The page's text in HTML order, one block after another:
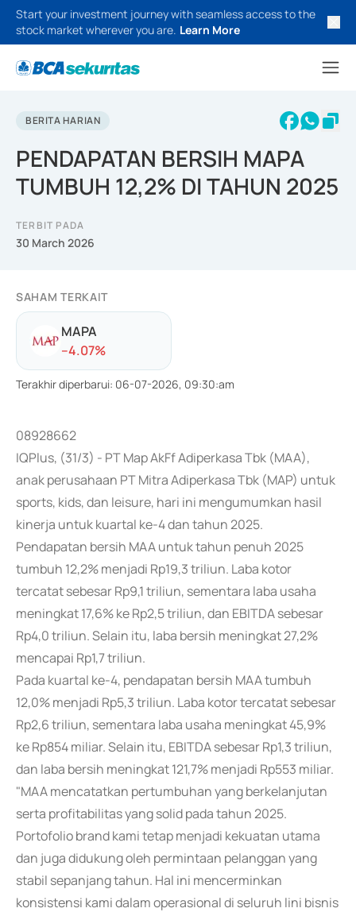
Start your investment journey with seamless access to the
stock market wherever you are. Learn More
BERITA HARIAN
PENDAPATAN BERSIH MAPA
TUMBUH 12,2% DI TAHUN 2025
TERBIT PADA
30 March 2026
SAHAM TERKAIT
MAPA
--4.07%
Terakhir diperbarui: 06-07-2026, 09:30:am
08928662
IQPlus, (31/3) - PT Map AkFf Adiperkasa Tbk (MAA),
anak perusahaan PT Mitra Adiperkasa Tbk (MAP) untuk
sports, kids, dan leisure, hari ini mengumumkan hasil
kinerja untuk kuartal ke-4 dan tahun 2025.
Pendapatan bersih MAA untuk tahun penuh 2025
tumbuh 12,2% menjadi Rp19,3 triliun. Laba kotor
tercatat sebesar Rp9,1 triliun, sementara laba usaha
meningkat 17,6% ke Rp2,5 triliun, dan EBITDA sebesar
Rp4,0 triliun. Selain itu, laba bersih meningkat 27,2%
mencapai Rp1,7 triliun.
Pada kuartal ke-4, pendapatan bersih MAA tumbuh
12,0% menjadi Rp5,3 triliun. Laba kotor tercatat sebesar
Rp2,6 triliun, sementara laba usaha meningkat 45,9%
ke Rp854 miliar. Selain itu, EBITDA sebesar Rp1,3 triliun,
dan laba bersih meningkat 121,7% menjadi Rp553 miliar.
"MAA mencatatkan pertumbuhan yang berkelanjutan
serta profitabilitas yang solid pada tahun 2025.
Portofolio brand kami tetap menjadi kekuatan utama
dan juga didukung oleh permintaan pelanggan yang
stabil sepanjang tahun. Hal ini mencerminkan
konsistensi kami dalam operasional di seluruh lini bisnis